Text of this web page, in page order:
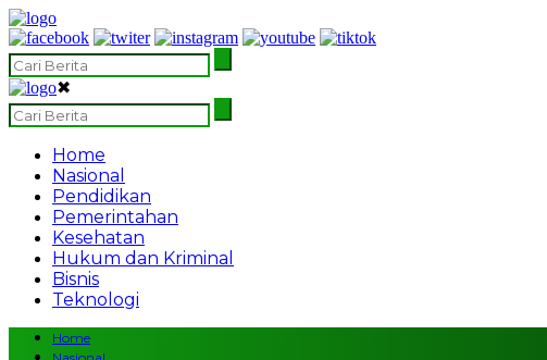
✖
Home
Nasional
Pendidikan
Pemerintahan
Kesehatan
Hukum dan Kriminal
Bisnis
Teknologi
Home